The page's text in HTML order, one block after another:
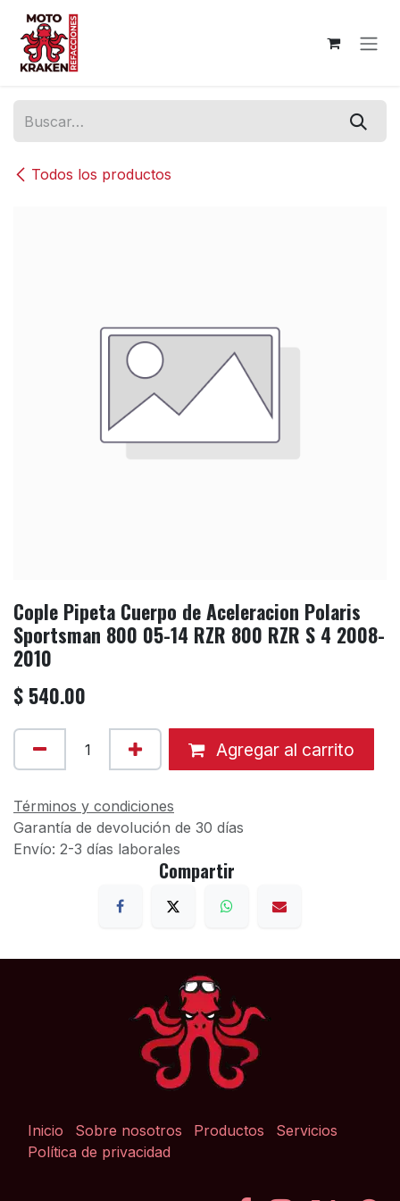
Ir al contenido
Todos los productos
Cople Pipeta Cuerpo de Aceleracion Polaris
Sportsman 800 05-14 RZR 800 RZR S 4 2008-
2010
$ 540.00
Agregar al carrito
Términos y condiciones
Garantía de devolución de 30 días
Envío: 2-3 días laborales
Compartir
Inicio Sobre nosotros Productos
Servicios
Política de privacidad